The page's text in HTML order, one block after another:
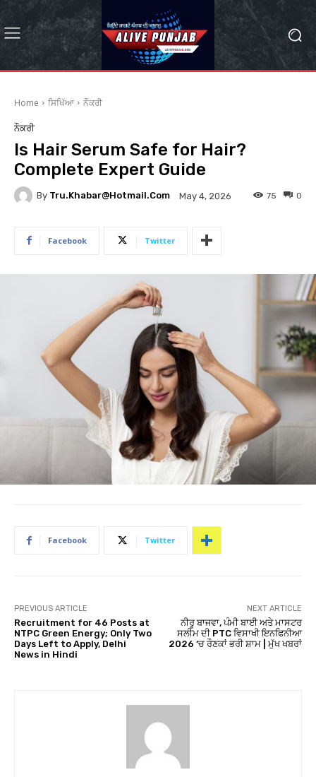
Home ਸਿਖਿੱਆ ਨੌਕਰੀ
ਨੌਕਰੀ
Is Hair Serum Safe for Hair?
Complete Expert Guide
By Tru.khabar@hotmail.com May 4, 2026 0
75
Facebook Twitter
Facebook Twitter
PREVIOUS ARTICLE
Recruitment for 46 Posts at
NTPC Green Energy; Only Two
Days Left to Apply, Delhi
News in Hindi
NEXT ARTICLE
ਨੀਰੂ ਬਾਜਵਾ, ਪੰਮੀ ਬਾਈ ਅਤੇ ਮਾਸਟਰ
ਸਲੀਮ ਦੀ PTC ਵਿਸਾਖੀ ਇਨਫਿਨੀਆ
2026 ‘ਚ ਰੌਣਕਾਂ ਭਰੀ ਸ਼ਾਮ | ਮੁੱਖ ਖਬਰਾਂ